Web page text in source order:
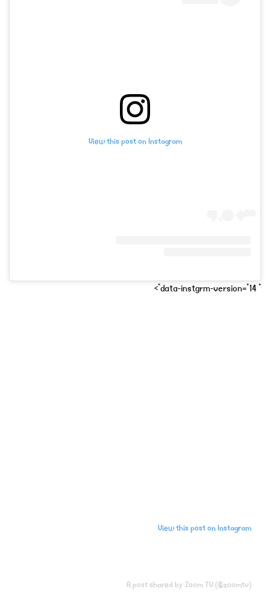
View this post on Instagram
" data-instgrm-version="14">
View this post on Instagram
A post shared by Zoom TV (@zoomtv)